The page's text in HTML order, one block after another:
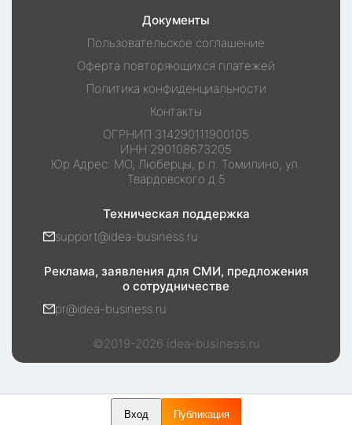
Документы
Пользовательское соглашение
Оферта повторяющихся платежей
Политика конфиденциальности
Контакты
ОГРНИП 314290111900105
ИНН 290108673205
Юр.Адрес: МО, Люберцы, р.п. Томилино, ул.
Твардовского д.5
Техническая поддержка
support@idea-business.ru
Реклама, заявления для СМИ, предложения
о сотрудничестве
pr@idea-business.ru
©2019-2026 idea-business.ru
Вход Публикация